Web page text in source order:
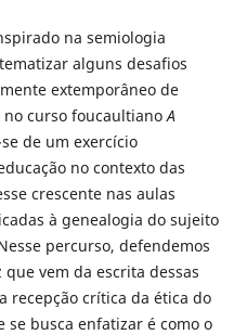
na semiologia
alguns desafios
extemporâneo de
curso foucaultianoA
de um exercício
no contexto das
crescente nas aulas
à genealogia do sujeito
percurso, defendemos
vem da escrita dessas
recepção crítica da ética do
busca enfatizar é como o